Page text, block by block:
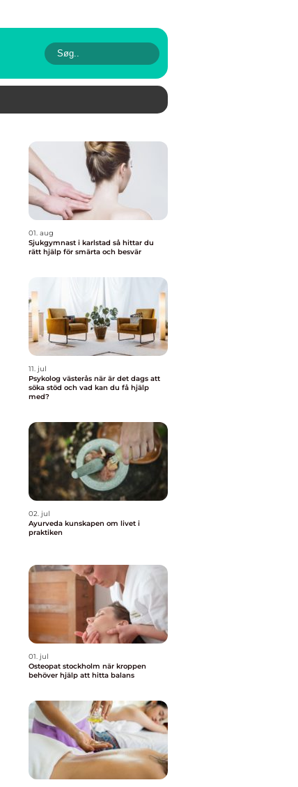
01. aug
Sjukgymnast i karlstad så hittar du
rätt hjälp för smärta och besvär
11. jul
Psykolog västerås när är det dags att
söka stöd och vad kan du få hjälp
med?
02. jul
Ayurveda kunskapen om livet i
praktiken
01. jul
Osteopat stockholm när kroppen
behöver hjälp att hitta balans